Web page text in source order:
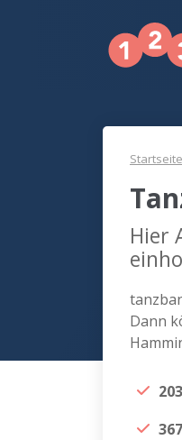
Startseite
Hier
Dann